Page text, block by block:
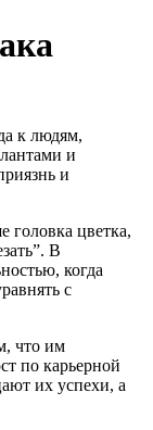
к людям,
и
и
головка цветка,
В
когда
с
что им
по карьерной
их успехи, а